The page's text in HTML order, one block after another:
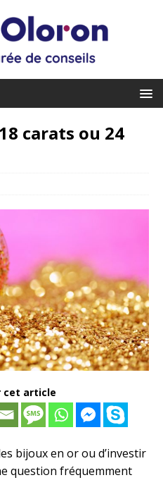
carats ou 24
cet article
bijoux en or ou d’investir
question fréquemment